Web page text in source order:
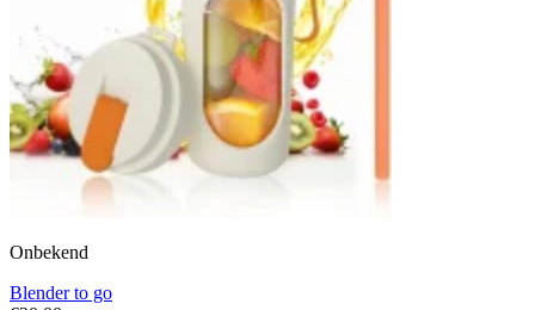
Onbekend
Blender to go